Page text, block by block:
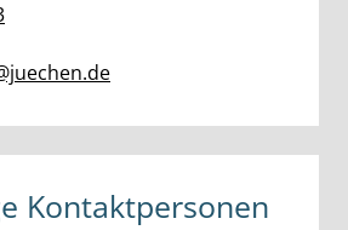
Kontaktpersonen